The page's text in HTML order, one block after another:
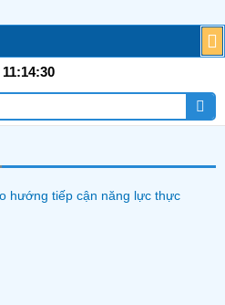
11:14:30